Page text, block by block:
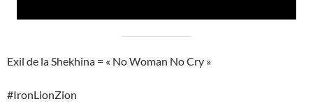
Exil de la Shekhina = « No Woman No Cry »
#IronLionZion